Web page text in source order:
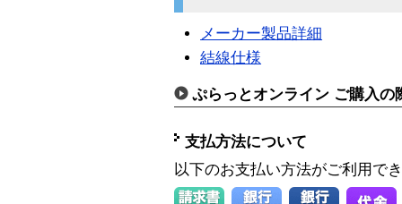
メーカー製品詳細
結線仕様
ぷらっとオンライン ご購入の
支払方法について
以下のお支払い方法がご利用で